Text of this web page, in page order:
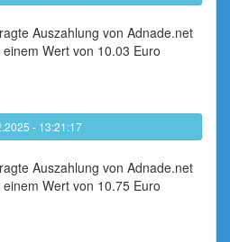
Auszahlung von Adnade.net
Wert von 10.03 Euro
- 13:21:17
Auszahlung von Adnade.net
Wert von 10.75 Euro